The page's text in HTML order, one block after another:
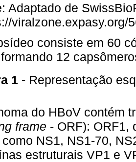
Adaptado de
viralzone.expasy.org/
consiste em 60
12
1 - Representação
do HBoV contém
frame - ORF): ORF1,
como NS1, NS1-70,
estruturais VP1 e